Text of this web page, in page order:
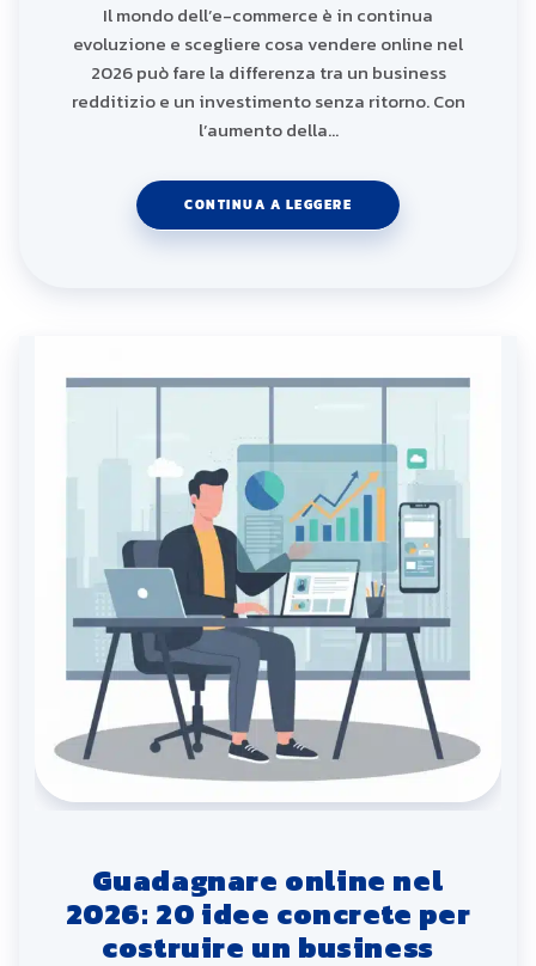
Il mondo dell’e-commerce è in continua
evoluzione e scegliere cosa vendere online nel
2026 può fare la differenza tra un business
redditizio e un investimento senza ritorno. Con
l’aumento della…
CONTINUA A LEGGERE
Guadagnare online nel
2026: 20 idee concrete per
costruire un business